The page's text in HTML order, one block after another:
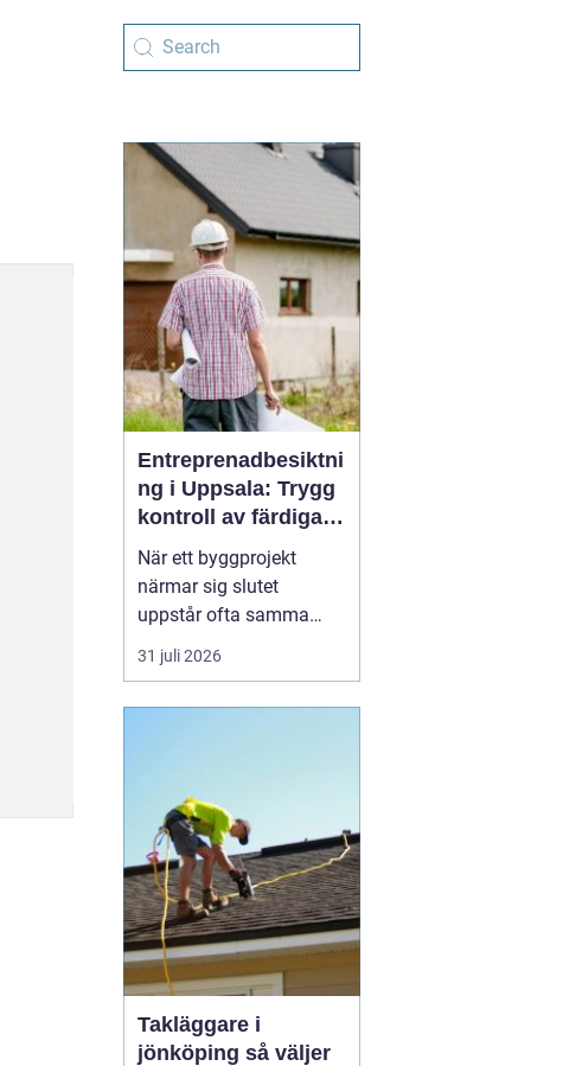
Entreprenadbesiktni
ng i Uppsala: Trygg
kontroll av färdiga
byggprojekt
När ett byggprojekt
närmar sig slutet
uppstår ofta samma
fråga: är entreprenaden
verkligen utförd så som
ger ett tydligt svar.
Genom en strukturerad
genomgån...
31 juli 2026
Takläggare i
jönköping så väljer